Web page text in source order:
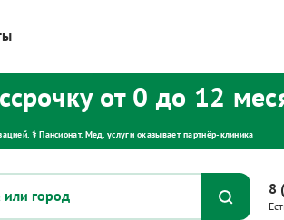
от 0 до 12
⚕ Пансионат. Мед. услуги оказывает партнёр‑клиника
8